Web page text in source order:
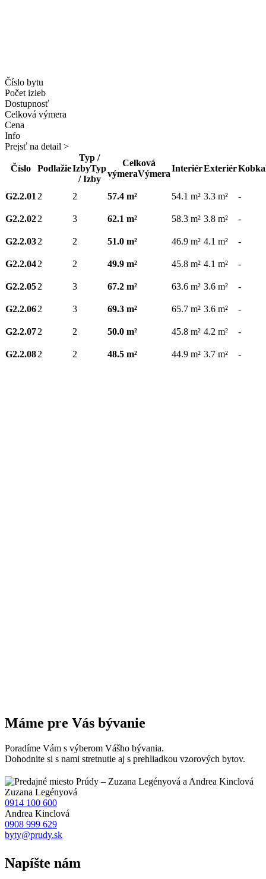
Číslo bytu
Počet izieb
Dostupnosť
Celková výmera
Cena
Info
Prejsť na detail >
Číslo Podlažie
Typ /
IzbyTyp
/ Izby
Celková
výmeraVýmera
InteriérExteriérKobka
G2.2.01 2 2 57.4 m² 54.1 m² 3.3 m² -
G2.2.022 3 62.1 m² 58.3 m² 3.8 m² -
G2.2.032 2 51.0 m² 46.9 m² 4.1 m² -
G2.2.042 2 49.9 m² 45.8 m² 4.1 m² -
G2.2.052 3 67.2 m² 63.6 m² 3.6 m² -
G2.2.062 3 69.3 m² 65.7 m² 3.6 m² -
G2.2.072 2 50.0 m² 45.8 m² 4.2 m² -
G2.2.082 2 48.5 m² 44.9 m² 3.7 m² -
Máme pre Vás bývanie
Poradíme Vám s výberom Vášho bývania.
Dohodnite si s nami stretnutie aj s prehliadkou vzorových bytov.
Zuzana Legényová
0914 100 600
Andrea Kinclová
0908 999 629
byty@prudy.sk
Napíšte nám